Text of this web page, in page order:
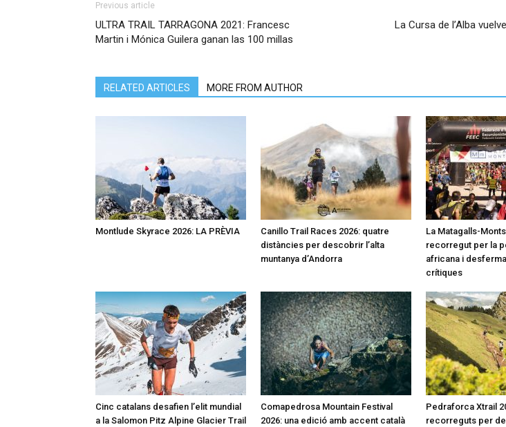
Previous article
ULTRA TRAIL TARRAGONA 2021: Francesc
Martin i Mónica Guilera ganan las 100 millas
La Cursa de l’Alba
RELATED ARTICLES MORE FROM AUTHOR
Montlude Skyrace 2026: LA PRÈVIA
Canillo Trail Races 2026: quatre
distàncies per descobrir l’alta
muntanya d’Andorra
La Matagalls-
recorregut per la
africana i
crítiques
Cinc catalans desafien l’elit mundial
a la Salomon Pitz Alpine Glacier Trail
Comapedrosa Mountain Festival
2026: una edició amb accent català
Pedraforca Xtrail
recorreguts per